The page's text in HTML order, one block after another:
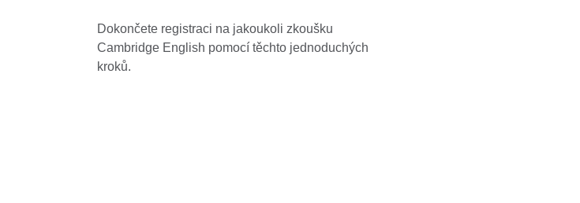
Dokončete registraci na jakoukoli zkoušku
Cambridge English pomocí těchto jednoduchých
kroků.